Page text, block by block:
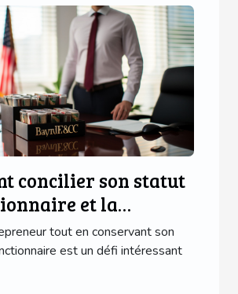
concilier son statut
et la
d'une entreprise
tout en conservant son
est un défi intéressant